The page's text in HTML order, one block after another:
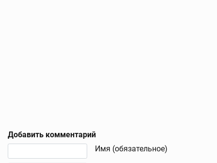
Добавить комментарий
Имя (обязательное)